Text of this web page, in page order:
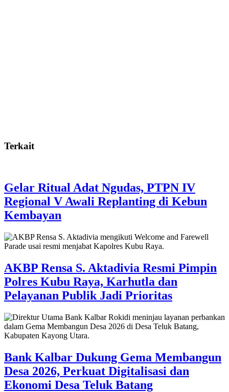
Terkait
Gelar Ritual Adat Ngudas, PTPN IV
Regional V Awali Replanting di Kebun
Kembayan
AKBP Rensa S. Aktadivia Resmi Pimpin
Polres Kubu Raya, Karhutla dan
Pelayanan Publik Jadi Prioritas
Bank Kalbar Dukung Gema Membangun
Desa 2026, Perkuat Digitalisasi dan
Ekonomi Desa Teluk Batang